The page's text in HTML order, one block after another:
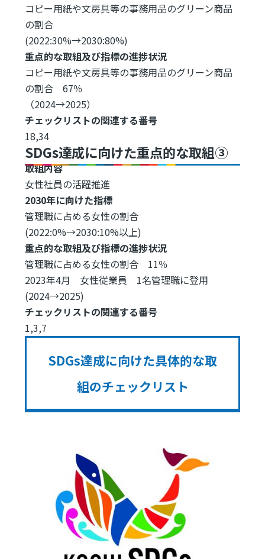
コピー用紙や文房具等の事務用品のグリーン商品
の割合
(2022:30%→2030:80%)
重点的な取組及び指標の進捗状況
コピー用紙や文房具等の事務用品のグリーン商品
の割合 67％
（2024→2025）
チェックリストの関連する番号
18,34
SDGs達成に向けた重点的な取組③
取組内容
女性社員の活躍推進
2030年に向けた指標
管理職に占める女性の割合
(2022:0%→2030:10%以上)
重点的な取組及び指標の進捗状況
管理職に占める女性の割合 11％
2023年4月 女性従業員 1名管理職に登用
(2024→2025)
チェックリストの関連する番号
1,3,7
SDGs達成に向けた具体的な取
組のチェックリスト